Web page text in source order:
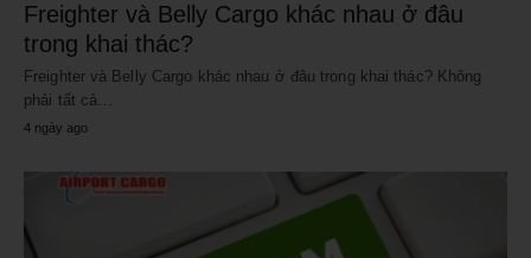
Freighter và Belly Cargo khác nhau ở đâu
trong khai thác?
Freighter và Belly Cargo khác nhau ở đâu trong khai thác? Không
phải tất cả…
4 ngày ago